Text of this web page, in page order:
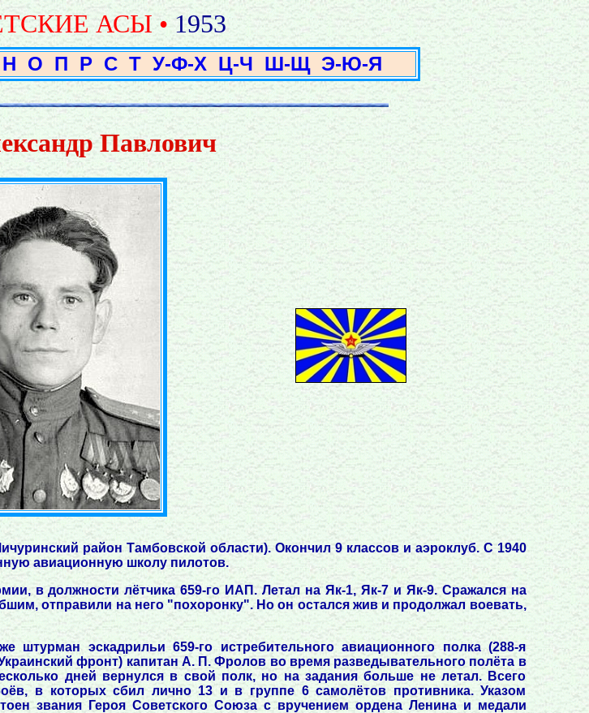
АСЫ • 1953
Н О П Р С Т У-Ф-Х Ц-Ч Ш-Щ Э-Ю-Я
Павлович
район Тамбовской области). Окончил 9 классов и аэроклуб. С 1940
авиационную школу пилотов.
в должности лётчика 659-го ИАП. Летал на Як-1, Як-7 и Як-9. Сражался на
отправили на него "похоронку". Но он остался жив и продолжал воевать,
штурман эскадрильи 659-го истребительного авиационного полка (288-я
фронт) капитан А. П. Фролов во время разведывательного полёта в
дней вернулся в свой полк, но на задания больше не летал. Всего
в которых сбил лично 13 и в группе 6 самолётов противника. Указом
звания Героя Советского Союза с вручением ордена Ленина и медали